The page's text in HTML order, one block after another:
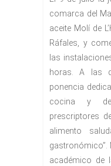
comarca del
aceite Molí de
Ráfales, y
las
horas. A las
ponencia
cocina y
prescriptores
alimento
gastronómico”.
académico de